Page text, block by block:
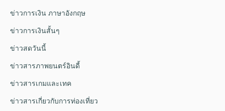
ข่าวการเงิน ภาษาอังกฤษ
ข่าวการเงินสั้นๆ
ข่าวสดวันนี้
ข่าวสารภาพยนตร์อินดี้
ข่าวสารเกมและเทค
ข่าวสารเกี่ยวกับการท่องเที่ยว